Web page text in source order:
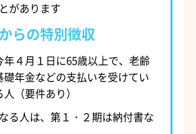
があります
らの特別徴収
年４月１日に65歳以上で、老齢
礎年金などの支払いを受けてい
人（要件あり）
る人は、第１・２期は納付書な